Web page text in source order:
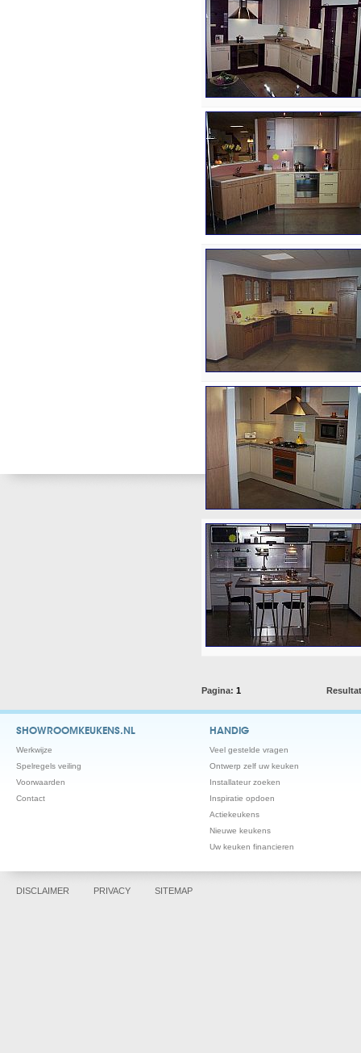
Pagina: 1
SHOWROOMKEUKENS.NL
Werkwijze
Spelregels veiling
Voorwaarden
Contact
HANDIG
Veel gestelde vragen
Ontwerp zelf uw keuken
Installateur zoeken
Inspiratie opdoen
Actiekeukens
Nieuwe keukens
Uw keuken financieren
DISCLAIMER PRIVACY SITEMAP